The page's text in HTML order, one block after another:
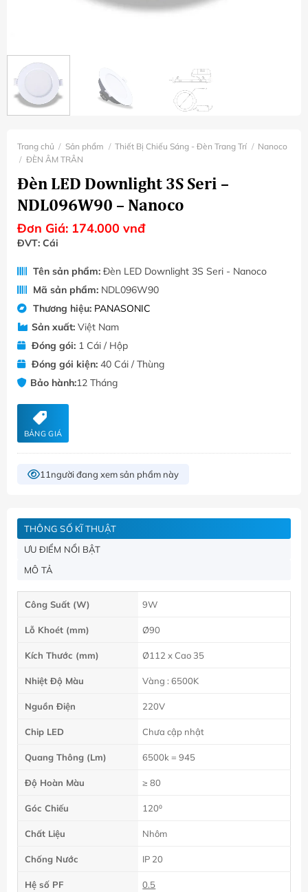
Trang chủ / Sản phẩm / Thiết Bị Chiếu Sáng - Đèn Trang Trí / Nanoco
/ ĐÈN ÂM TRÂN
Đèn LED Downlight 3S Seri –
NDL096W90 – Nanoco
Đơn Giá: 174.000 vnđ
ĐVT: Cái
Tên sản phẩm:Đèn LED Downlight 3S Seri - Nanoco
Mã sản phẩm:NDL096W90
Thương hiệu: PANASONIC
Sản xuất:Việt Nam
Đóng gói:1 Cái / Hộp
Đóng gói kiện:40 Cái / Thùng
Bảo hành:12 Tháng
BẢNG GIÁ
11 người đang xem sản phẩm này
THÔNG SỐ KĨ THUẬT
ƯU ĐIỂM NỔI BẬT
MÔ TẢ
Công Suất (W) 9W
Lỗ Khoét (mm) Ø90
Kích Thước (mm) Ø112 x Cao 35
Nhiệt Độ Màu Vàng : 6500K
Nguồn Điện 220V
Chip LED Chưa cập nhật
Quang Thông (Lm) 6500k = 945
Độ Hoàn Màu ≥ 80
Góc Chiếu 120⁰
Chất Liệu Nhôm
Chống Nước IP 20
Hệ số PF 0.5